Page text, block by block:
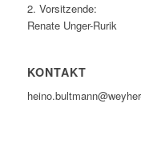
2. Vorsitzende:
Renate Unger-Rurik
KONTAKT